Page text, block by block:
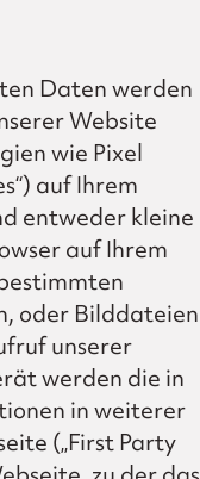
Daten werden
Website
wie Pixel
auf Ihrem
entweder kleine
auf Ihrem
oder Bilddateien
unserer
werden die in
in weiterer
(„First Party